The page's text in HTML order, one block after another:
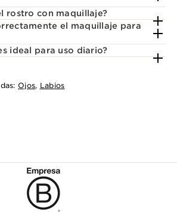
rostro con maquillaje?
el maquillaje para
ideal para uso diario?
Ojos, Labios